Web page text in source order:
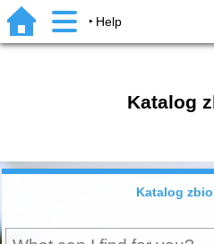
Help
Katalog
Katalog